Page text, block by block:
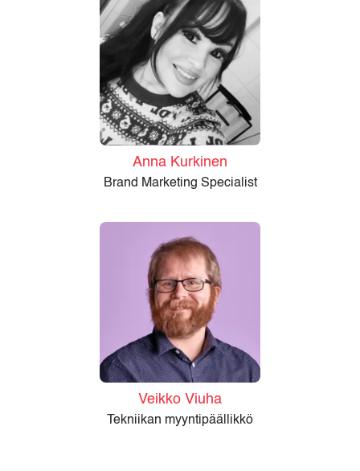
Anna Kurkinen
Brand Marketing Specialist
Veikko Viuha
Tekniikan myyntipäällikkö